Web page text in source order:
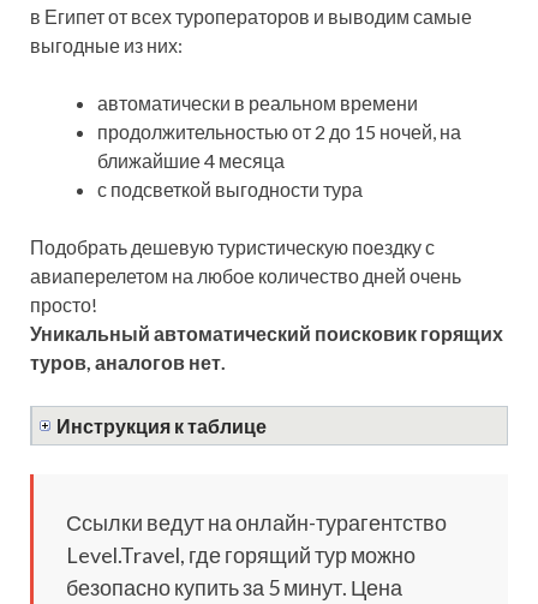
в Египет от всех туроператоров и выводим самые
выгодные из них:
автоматически в реальном времени
продолжительностью от 2 до 15 ночей, на
ближайшие 4 месяца
с подсветкой выгодности тура
Подобрать дешевую туристическую поездку с
авиаперелетом на любое количество дней очень
просто!
Уникальный автоматический поисковик горящих
туров, аналогов нет.
Инструкция к таблице
Ссылки ведут на онлайн-турагентство
Level.Travel, где горящий тур можно
безопасно купить за 5 минут. Цена